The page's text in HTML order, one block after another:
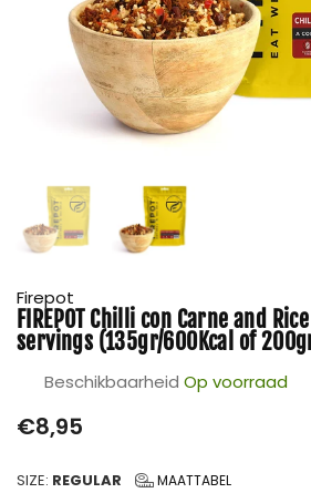
Firepot
FIREPOT Chilli con Carne and
servings (135gr/600Kcal of
Beschikbaarheid Op voorraad
Prijs
€8,95
SIZE: REGULAR MAATTABEL